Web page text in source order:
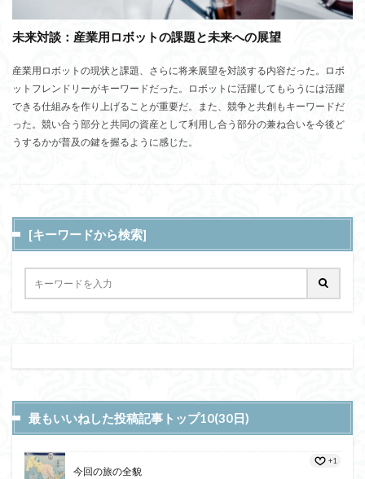
未来対談：産業用ロボットの課題と未来への展望
産業用ロボットの現状と課題、さらに将来展望を対談する内容だった。ロボ
ットフレンドリーがキーワードだった。ロボットに活躍してもらうには活躍
できる仕組みを作り上げることが重要だ。また、競争と共創もキーワードだ
った。競い合う部分と共同の資産として利用し合う部分の兼ね合いを今後ど
うするかが普及の鍵を握るように感じた。
[キーワードから検索]
最もいいねした投稿記事トップ10(30日)
今回の旅の全貌
+1